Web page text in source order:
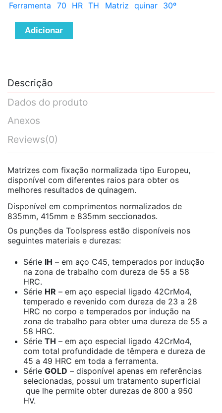
Ferramenta 70 HR TH Matriz quinar 30º
Adicionar
Descrição
Dados do produto
Anexos
Reviews(0)
Matrizes com fixação normalizada tipo Europeu,
disponível com diferentes raios para obter os
melhores resultados de quinagem.
Disponível em comprimentos normalizados de
835mm, 415mm e 835mm seccionados.
Os punções da Toolspress estão disponíveis nos
seguintes materiais e durezas:
Série IH – em aço C45, temperados por indução
na zona de trabalho com dureza de 55 a 58
HRC.
Série HR – em aço especial ligado 42CrMo4,
temperado e revenido com dureza de 23 a 28
HRC no corpo e temperados por indução na
zona de trabalho para obter uma dureza de 55 a
58 HRC.
Série TH – em aço especial ligado 42CrMo4,
com total profundidade de têmpera e dureza de
45 a 49 HRC em toda a ferramenta.
Série GOLD – disponível apenas em referências
selecionadas, possui um tratamento superficial
que lhe permite obter durezas de 800 a 950
HV.